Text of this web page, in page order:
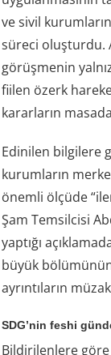
ve sivil
süreci oluşturdu.
görüşmenin
fiilen özerk
kararların
Edinilen bilgilere
kurumların
önemli ölçüde
Şam Temsilcisi
yaptığı
büyük bölümünün
ayrıntıların
SDG’nin feshi
Bildirilenlere göre